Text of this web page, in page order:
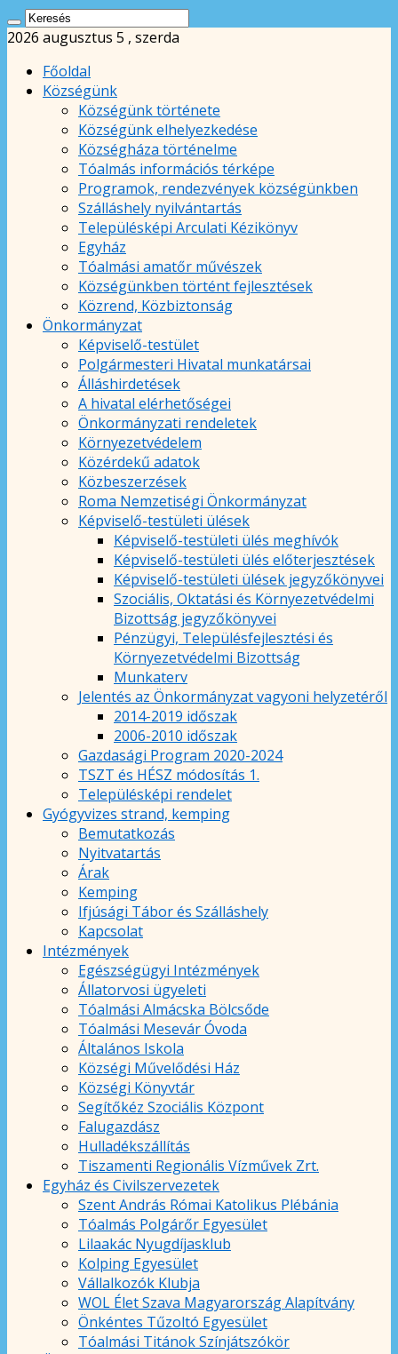
2026 augusztus 5 , szerda
Főoldal
Községünk
Községünk története
Községünk elhelyezkedése
Községháza történelme
Tóalmás információs térképe
Programok, rendezvények községünkben
Szálláshely nyilvántartás
Településképi Arculati Kézikönyv
Egyház
Tóalmási amatőr művészek
Községünkben történt fejlesztések
Közrend, Közbiztonság
Önkormányzat
Képviselő-testület
Polgármesteri Hivatal munkatársai
Álláshirdetések
A hivatal elérhetőségei
Önkormányzati rendeletek
Környezetvédelem
Közérdekű adatok
Közbeszerzések
Roma Nemzetiségi Önkormányzat
Képviselő-testületi ülések
Képviselő-testületi ülés meghívók
Képviselő-testületi ülés előterjesztések
Képviselő-testületi ülések jegyzőkönyvei
Szociális, Oktatási és Környezetvédelmi
Bizottság jegyzőkönyvei
Pénzügyi, Településfejlesztési és
Környezetvédelmi Bizottság
Munkaterv
Jelentés az Önkormányzat vagyoni helyzetéről
2014-2019 időszak
2006-2010 időszak
Gazdasági Program 2020-2024
TSZT és HÉSZ módosítás 1.
Településképi rendelet
Gyógyvizes strand, kemping
Bemutatkozás
Nyitvatartás
Árak
Kemping
Ifjúsági Tábor és Szálláshely
Kapcsolat
Intézmények
Egészségügyi Intézmények
Állatorvosi ügyeleti
Tóalmási Almácska Bölcsőde
Tóalmási Mesevár Óvoda
Általános Iskola
Községi Művelődési Ház
Községi Könyvtár
Segítőkéz Szociális Központ
Falugazdász
Hulladékszállítás
Tiszamenti Regionális Vízművek Zrt.
Egyház és Civilszervezetek
Szent András Római Katolikus Plébánia
Tóalmás Polgárőr Egyesület
Lilaakác Nyugdíjasklub
Kolping Egyesület
Vállalkozók Klubja
WOL Élet Szava Magyarország Alapítvány
Önkéntes Tűzoltó Egyesület
Tóalmási Titánok Színjátszókör